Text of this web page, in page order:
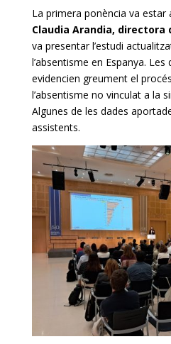
La primera ponència va estar
Claudia Arandia, directora
va presentar l’estudi
l’absentisme en Espanya.
evidencien greument el
l’absentisme no vinculat a la
Algunes de les dades
assistents.